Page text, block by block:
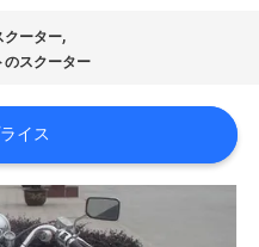
クーター,
のスクーター
イス